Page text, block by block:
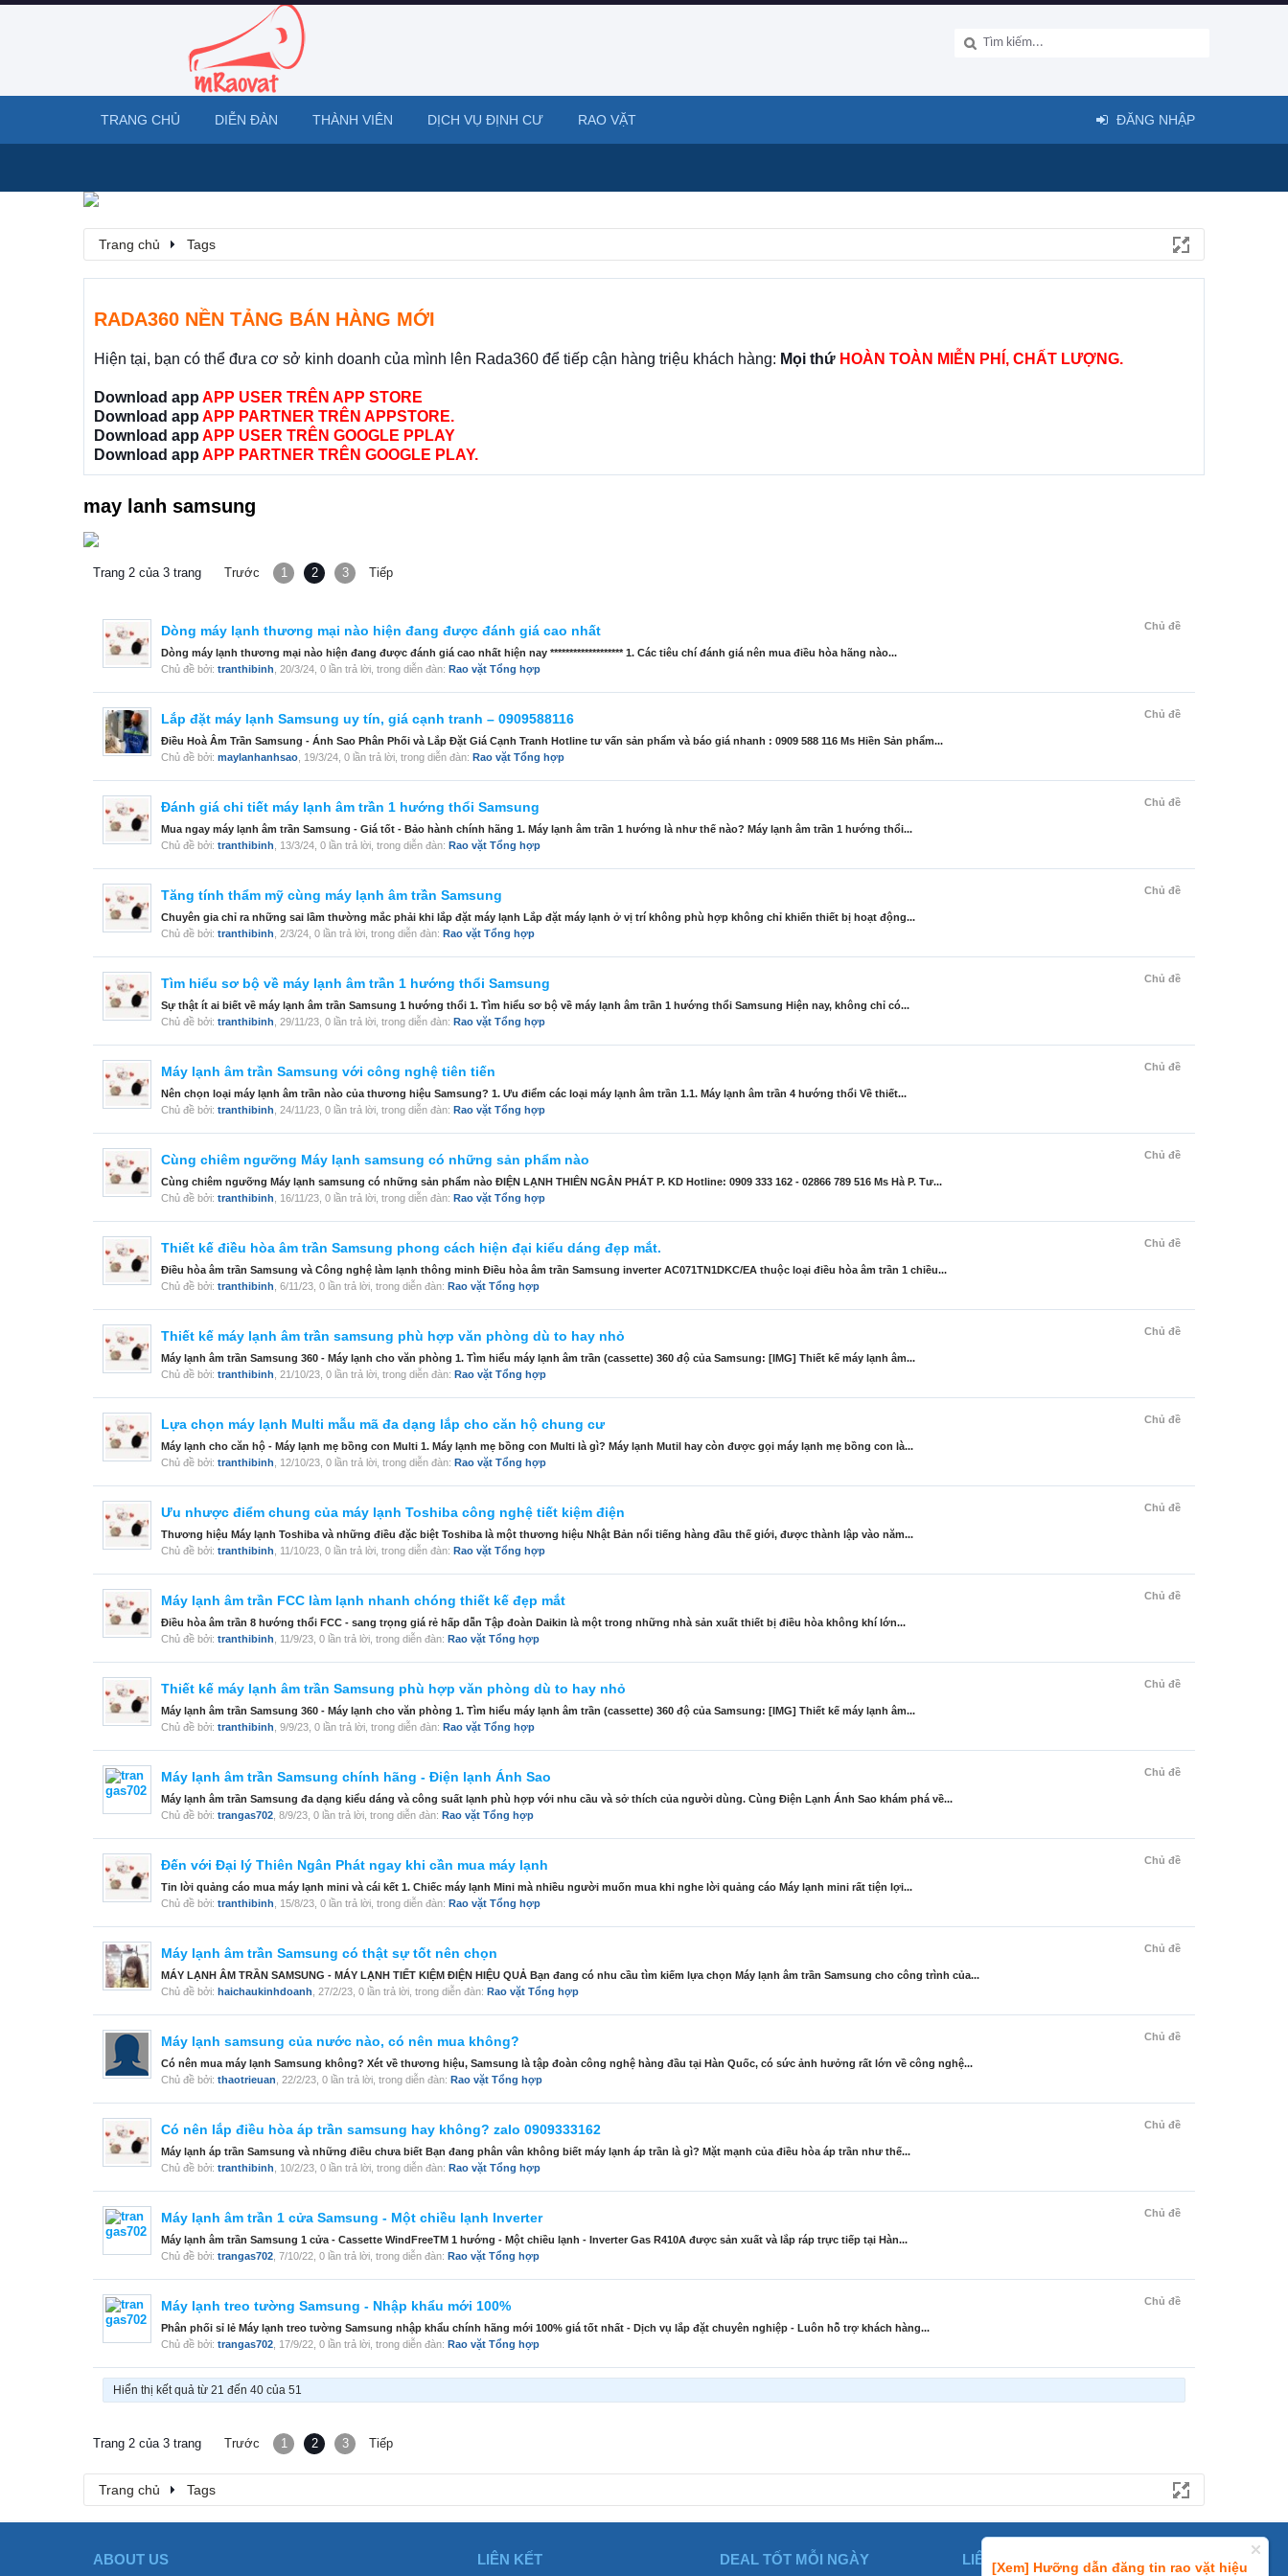
Trang chủ Tags
RADA360 NỀN TẢNG BÁN HÀNG MỚI
Hiện tại, bạn có thể đưa cơ sở kinh doanh của mình lên Rada360 để tiếp cận hàng triệu khách hàng: Mọi thứ HOÀN TOÀN MIỄN PHÍ, CHẤT LƯỢNG.
Download app APP USER TRÊN APP STORE
Download app APP PARTNER TRÊN APPSTORE.
Download app APP USER TRÊN GOOGLE PPLAY
Download app APP PARTNER TRÊN GOOGLE PLAY.
[Xem] Hưỡng dẫn đăng tin rao vặt hiệu
may lanh samsung
Trang 2 của 3 trang Trước 1 2 3 Tiếp
Chủ đề
Dòng máy lạnh thương mại nào hiện đang được đánh giá cao nhất
Dòng máy lạnh thương mại nào hiện đang được đánh giá cao nhất hiện nay ******************* 1. Các tiêu chí đánh giá nên mua điều hòa hãng nào...
Chủ đề bởi: tranthibinh 20/3/24 , 0 lần trả lời, trong diễn đàn: Rao vặt Tổng hợp
Chủ đề
Lắp đặt máy lạnh Samsung uy tín, giá cạnh tranh – 0909588116
Điều Hoà Âm Trần Samsung - Ánh Sao Phân Phối và Lắp Đặt Giá Cạnh Tranh Hotline tư vấn sản phẩm và báo giá nhanh : 0909 588 116 Ms Hiền Sản phẩm...
Chủ đề bởi: maylanhanhsao 19/3/24 , 0 lần trả lời, trong diễn đàn: Rao vặt Tổng hợp
Chủ đề
Đánh giá chi tiết máy lạnh âm trần 1 hướng thổi Samsung
Mua ngay máy lạnh âm trần Samsung - Giá tốt - Bảo hành chính hãng 1. Máy lạnh âm trần 1 hướng là như thế nào? Máy lạnh âm trần 1 hướng thổi...
Chủ đề bởi: tranthibinh 13/3/24 , 0 lần trả lời, trong diễn đàn: Rao vặt Tổng hợp
Chủ đề
Tăng tính thẩm mỹ cùng máy lạnh âm trần Samsung
Chuyên gia chỉ ra những sai lầm thường mắc phải khi lắp đặt máy lạnh Lắp đặt máy lạnh ở vị trí không phù hợp không chỉ khiến thiết bị hoạt động...
Chủ đề bởi: tranthibinh 2/3/24 , 0 lần trả lời, trong diễn đàn: Rao vặt Tổng hợp
Chủ đề
Tìm hiểu sơ bộ về máy lạnh âm trần 1 hướng thổi Samsung
Sự thật ít ai biết về máy lạnh âm trần Samsung 1 hướng thổi 1. Tìm hiểu sơ bộ về máy lạnh âm trần 1 hướng thổi Samsung Hiện nay, không chỉ có...
Chủ đề bởi: tranthibinh 29/11/23 , 0 lần trả lời, trong diễn đàn: Rao vặt Tổng hợp
Chủ đề
Máy lạnh âm trần Samsung với công nghệ tiên tiến
Nên chọn loại máy lạnh âm trần nào của thương hiệu Samsung? 1. Ưu điểm các loại máy lạnh âm trần 1.1. Máy lạnh âm trần 4 hướng thổi Về thiết...
Chủ đề bởi: tranthibinh 24/11/23 , 0 lần trả lời, trong diễn đàn: Rao vặt Tổng hợp
Chủ đề
Cùng chiêm ngưỡng Máy lạnh samsung có những sản phẩm nào
Cùng chiêm ngưỡng Máy lạnh samsung có những sản phẩm nào ĐIỆN LẠNH THIÊN NGÂN PHÁT P. KD Hotline: 0909 333 162 - 02866 789 516 Ms Hà P. Tư...
Chủ đề bởi: tranthibinh 16/11/23 , 0 lần trả lời, trong diễn đàn: Rao vặt Tổng hợp
Chủ đề
Thiết kế điều hòa âm trần Samsung phong cách hiện đại kiểu dáng đẹp mắt.
Điều hòa âm trần Samsung và Công nghệ làm lạnh thông minh Điều hòa âm trần Samsung inverter AC071TN1DKC/EA thuộc loại điều hòa âm trần 1 chiều...
Chủ đề bởi: tranthibinh 6/11/23 , 0 lần trả lời, trong diễn đàn: Rao vặt Tổng hợp
Chủ đề
Thiết kế máy lạnh âm trần samsung phù hợp văn phòng dù to hay nhỏ
Máy lạnh âm trần Samsung 360 - Máy lạnh cho văn phòng 1. Tìm hiểu máy lạnh âm trần (cassette) 360 độ của Samsung: [IMG] Thiết kế máy lạnh âm...
Chủ đề bởi: tranthibinh 21/10/23 , 0 lần trả lời, trong diễn đàn: Rao vặt Tổng hợp
Chủ đề
Lựa chọn máy lạnh Multi mẫu mã đa dạng lắp cho căn hộ chung cư
Máy lạnh cho căn hộ - Máy lạnh mẹ bồng con Multi 1. Máy lạnh mẹ bồng con Multi là gì? Máy lạnh Mutil hay còn được gọi máy lạnh mẹ bồng con là...
Chủ đề bởi: tranthibinh 12/10/23 , 0 lần trả lời, trong diễn đàn: Rao vặt Tổng hợp
Chủ đề
Ưu nhược điểm chung của máy lạnh Toshiba công nghệ tiết kiệm điện
Thương hiệu Máy lạnh Toshiba và những điều đặc biệt Toshiba là một thương hiệu Nhật Bản nổi tiếng hàng đầu thế giới, được thành lập vào năm...
Chủ đề bởi: tranthibinh 11/10/23 , 0 lần trả lời, trong diễn đàn: Rao vặt Tổng hợp
Chủ đề
Máy lạnh âm trần FCC làm lạnh nhanh chóng thiết kế đẹp mắt
Điều hòa âm trần 8 hướng thổi FCC - sang trọng giá rẻ hấp dẫn Tập đoàn Daikin là một trong những nhà sản xuất thiết bị điều hòa không khí lớn...
Chủ đề bởi: tranthibinh 11/9/23 , 0 lần trả lời, trong diễn đàn: Rao vặt Tổng hợp
Chủ đề
Thiết kế máy lạnh âm trần Samsung phù hợp văn phòng dù to hay nhỏ
Máy lạnh âm trần Samsung 360 - Máy lạnh cho văn phòng 1. Tìm hiểu máy lạnh âm trần (cassette) 360 độ của Samsung: [IMG] Thiết kế máy lạnh âm...
Chủ đề bởi: tranthibinh 9/9/23 , 0 lần trả lời, trong diễn đàn: Rao vặt Tổng hợp
Chủ đề
Máy lạnh âm trần Samsung chính hãng - Điện lạnh Ánh Sao
Máy lạnh âm trần Samsung đa dạng kiểu dáng và công suất lạnh phù hợp với nhu cầu và sở thích của người dùng. Cùng Điện Lạnh Ánh Sao khám phá về...
Chủ đề bởi: trangas702 8/9/23 , 0 lần trả lời, trong diễn đàn: Rao vặt Tổng hợp
Chủ đề
Đến với Đại lý Thiên Ngân Phát ngay khi cần mua máy lạnh
Tin lời quảng cáo mua máy lạnh mini và cái kết 1. Chiếc máy lạnh Mini mà nhiều người muốn mua khi nghe lời quảng cáo Máy lạnh mini rất tiện lợi...
Chủ đề bởi: tranthibinh 15/8/23 , 0 lần trả lời, trong diễn đàn: Rao vặt Tổng hợp
Chủ đề
Máy lạnh âm trần Samsung có thật sự tốt nên chọn
MÁY LẠNH ÂM TRẦN SAMSUNG - MÁY LẠNH TIẾT KIỆM ĐIỆN HIỆU QUẢ Bạn đang có nhu cầu tìm kiếm lựa chọn Máy lạnh âm trần Samsung cho công trình của...
Chủ đề bởi: haichaukinhdoanh 27/2/23 , 0 lần trả lời, trong diễn đàn: Rao vặt Tổng hợp
Chủ đề
Máy lạnh samsung của nước nào, có nên mua không?
Có nên mua máy lạnh Samsung không? Xét về thương hiệu, Samsung là tập đoàn công nghệ hàng đầu tại Hàn Quốc, có sức ảnh hưởng rất lớn về công nghệ...
Chủ đề bởi: thaotrieuan 22/2/23 , 0 lần trả lời, trong diễn đàn: Rao vặt Tổng hợp
Chủ đề
Có nên lắp điều hòa áp trần samsung hay không? zalo 0909333162
Máy lạnh áp trần Samsung và những điều chưa biết Bạn đang phân vân không biết máy lạnh áp trần là gì? Mặt mạnh của điều hòa áp trần như thế...
Chủ đề bởi: tranthibinh 10/2/23 , 0 lần trả lời, trong diễn đàn: Rao vặt Tổng hợp
Chủ đề
Máy lạnh âm trần 1 cửa Samsung - Một chiều lạnh Inverter
Máy lạnh âm trần Samsung 1 cửa - Cassette WindFreeTM 1 hướng - Một chiều lạnh - Inverter Gas R410A được sản xuất và lắp ráp trực tiếp tại Hàn...
Chủ đề bởi: trangas702 7/10/22 , 0 lần trả lời, trong diễn đàn: Rao vặt Tổng hợp
Chủ đề
Máy lạnh treo tường Samsung - Nhập khẩu mới 100%
Phân phối sỉ lẻ Máy lạnh treo tường Samsung nhập khẩu chính hãng mới 100% giá tốt nhất - Dịch vụ lắp đặt chuyên nghiệp - Luôn hỗ trợ khách hàng...
Chủ đề bởi: trangas702 17/9/22 , 0 lần trả lời, trong diễn đàn: Rao vặt Tổng hợp
Hiển thị kết quả từ 21 đến 40 của 51
Trang 2 của 3 trang Trước 1 2 3 Tiếp
Trang chủ Tags
TRANG CHỦ DIỄN ĐÀN THÀNH VIÊN DỊCH VỤ ĐỊNH CƯ RAO VẶT ĐĂNG NHẬP
ABOUT US LIÊN KẾT DEAL TỐT MỖI NGÀY LIÊN HỆ